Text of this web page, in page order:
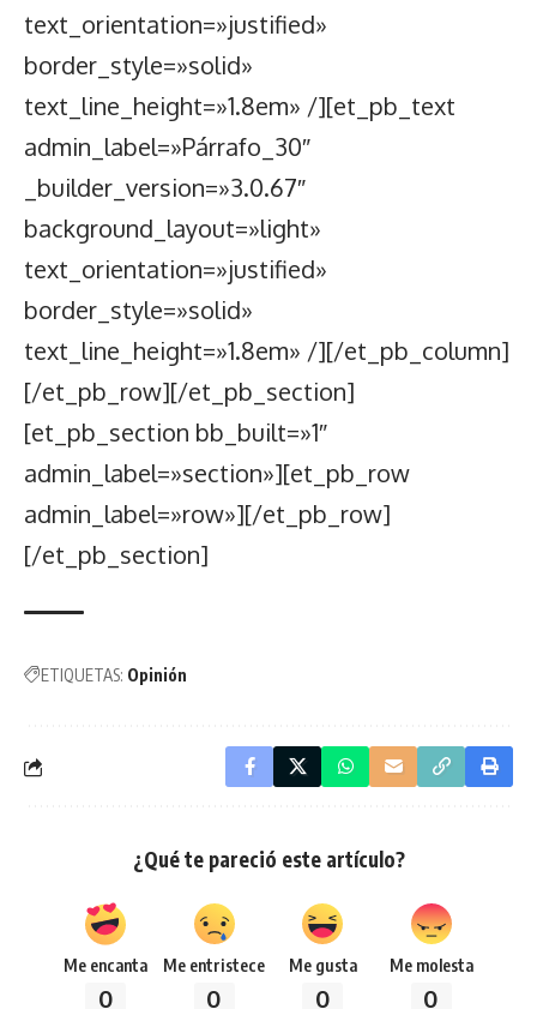
text_orientation=»justified»
border_style=»solid»
text_line_height=»1.8em» /][et_pb_text
admin_label=»Párrafo_30″
_builder_version=»3.0.67″
background_layout=»light»
text_orientation=»justified»
border_style=»solid»
text_line_height=»1.8em» /][/et_pb_column]
[/et_pb_row][/et_pb_section]
[et_pb_section bb_built=»1″
admin_label=»section»][et_pb_row
admin_label=»row»][/et_pb_row]
[/et_pb_section]
ETIQUETAS: Opinión
¿Qué te pareció este artículo?
Me encanta
0
Me entristece
0
Me gusta
0
Me molesta
0